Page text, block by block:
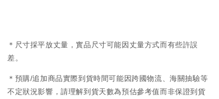
＊尺寸採平放丈量，實品尺寸可能因丈量方式而有些許誤
差。
＊預購/追加商品實際到貨時間可能因跨國物流、海關抽驗等
不定狀況影響，請理解到貨天數為預估參考值而非保證到貨